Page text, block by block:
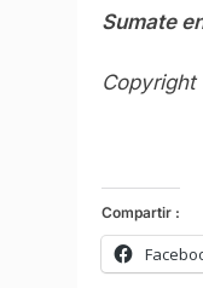
Sumate
Compartir :